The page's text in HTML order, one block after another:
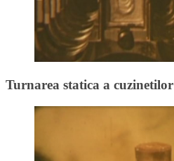
Turnarea statica a cuzinetilor